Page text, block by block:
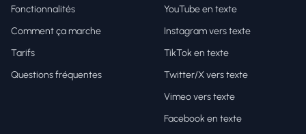
Fonctionnalités
Comment ça marche
Tarifs
Questions fréquentes
YouTube en texte
Instagram vers texte
TikTok en texte
Twitter/X vers texte
Vimeo vers texte
Facebook en texte